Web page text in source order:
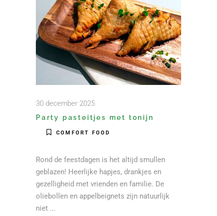
30 december 2025
Party pasteitjes met tonijn
COMFORT FOOD
Rond de feestdagen is het altijd smullen
geblazen! Heerlijke hapjes, drankjes en
gezelligheid met vrienden en familie. De
oliebollen en appelbeignets zijn natuurlijk
niet